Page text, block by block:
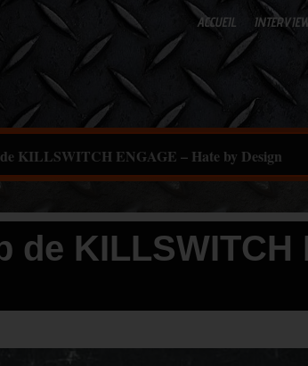
ACCUEIL
KILLSWITCH ENGAGE – Hate by Design
de KILLSWITCH